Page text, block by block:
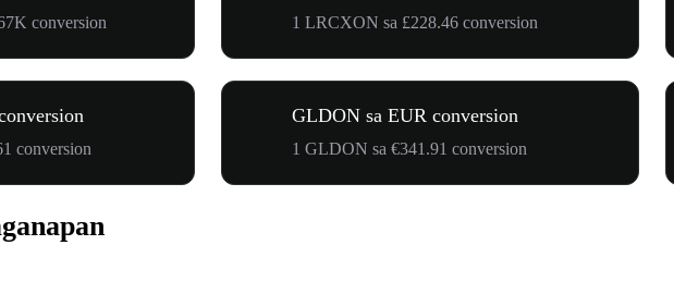
conversion 1 LRCXON sa £228.46 conversion
conversion
GLDON sa EUR conversion
1 GLDON sa €341.91 conversion